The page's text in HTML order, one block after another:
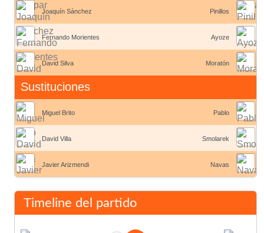
Joaquín Sánchez
Fernando Morientes
David Silva
Sustituciones
Miguel Brito
David Villa
Javier Arizmendi
Pinillos
Ayoze
Moratón
Pablo
Smolarek
Navas
Timeline del partido